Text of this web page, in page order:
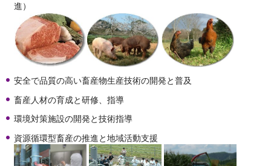
進）
安全で品質の高い畜産物生産技術の開発と普及
畜産人材の育成と研修、指導
環境対策施設の開発と技術指導
資源循環型畜産の推進と地域活動支援